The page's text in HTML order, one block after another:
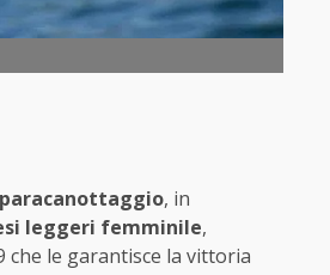
, in
leggeri femminile,
che le garantisce la vittoria